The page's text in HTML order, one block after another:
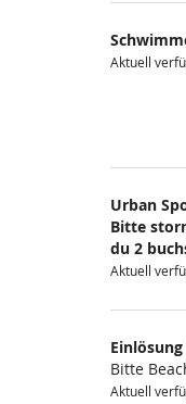
Aktuell
Urban
Bitte
du 2
Aktuell
Bitte
Aktuell